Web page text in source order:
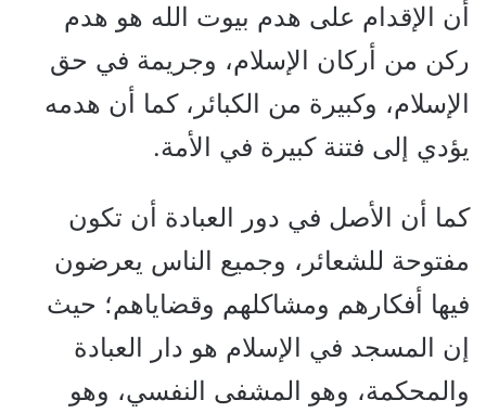
أن الإقدام على هدم بيوت الله هو هدم
ركن من أركان الإسلام، وجريمة في حق
الإسلام، وكبيرة من الكبائر، كما أن هدمه
يؤدي إلى فتنة كبيرة في الأمة.
كما أن الأصل في دور العبادة أن تكون
مفتوحة للشعائر، وجميع الناس يعرضون
فيها أفكارهم ومشاكلهم وقضاياهم؛ حيث
إن المسجد في الإسلام هو دار العبادة
والمحكمة، وهو المشفى النفسي، وهو